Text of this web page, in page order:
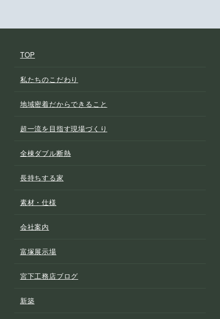
TOP
私たちのこだわり
地域密着だからできること
超一流を目指す現場づくり
全棟ダブル断熱
長持ちする家
素材・仕様
会社案内
富塚展示場
宮下工務店ブログ
新築